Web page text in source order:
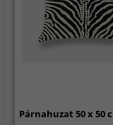
Párnahuzat 50 x 50